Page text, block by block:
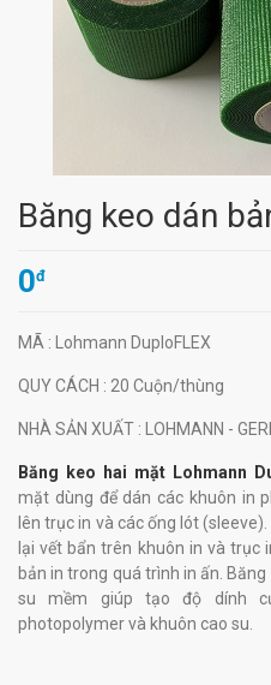
Băng keo dán
0đ
MÃ : Lohmann DuploFLEX
QUY CÁCH : 20 Cuộn/thùng
NHÀ SẢN XUẤT : LOHMANN -
Băng keo hai mặt Lohmann
mặt dùng để dán các khuôn in
lên trục in và các ống lót
lại vết bẩn trên khuôn in và trục
bản in trong quá trình in ấn.
su mềm giúp tạo độ dính
photopolymer và khuôn cao su.